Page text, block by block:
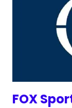
FOX